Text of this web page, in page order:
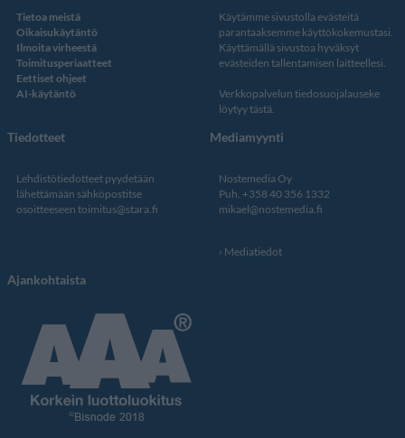
Tietoa meistä
Oikaisukäytäntö
Ilmoita virheestä
Toimitusperiaatteet
Eettiset ohjeet
AI-käytäntö
Käytämme sivustolla evästeitä
parantaaksemme käyttökokemustasi.
Käyttämällä sivustoa hyväksyt
evästeiden tallentamisen laitteellesi.
Verkkopalvelun tiedosuojalauseke
löytyy tästä.
Tiedotteet
Lehdistötiedotteet pyydetään
lähettämään sähköpostitse
osoitteeseen toimitus@stara.fi
Mediamyynti
Nostemedia Oy
Puh. +358 40 356 1332
mikael@nostemedia.fi
Mediatiedot
Ajankohtaista